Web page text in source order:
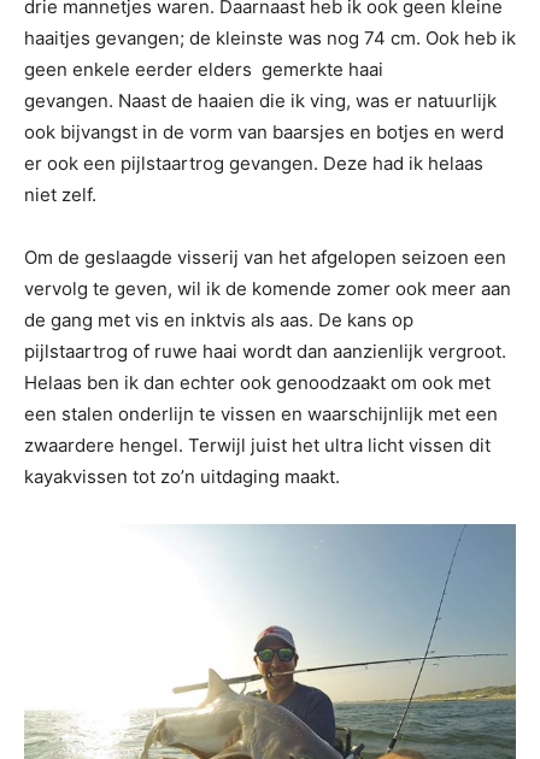
drie mannetjes waren. Daarnaast heb ik ook geen kleine
haaitjes gevangen; de kleinste was nog 74 cm. Ook heb ik
geen enkele eerder elders gemerkte haai
gevangen. Naast de haaien die ik ving, was er natuurlijk
ook bijvangst in de vorm van baarsjes en botjes en werd
er ook een pijlstaartrog gevangen. Deze had ik helaas
niet zelf.
Om de geslaagde visserij van het afgelopen seizoen een
vervolg te geven, wil ik de komende zomer ook meer aan
de gang met vis en inktvis als aas. De kans op
pijlstaartrog of ruwe haai wordt dan aanzienlijk vergroot.
Helaas ben ik dan echter ook genoodzaakt om ook met
een stalen onderlijn te vissen en waarschijnlijk met een
zwaardere hengel. Terwijl juist het ultra licht vissen dit
kayakvissen tot zo’n uitdaging maakt.